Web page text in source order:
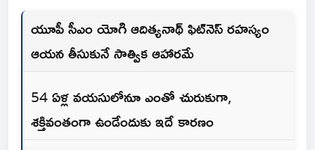
యూపీ సీఎం యోగి ఆదిత్యనాథ్ ఫిట్‌నెస్ రహస్యం
ఆయన తీసుకునే సాత్విక ఆహారమే
54 ఏళ్ల వయసులోనూ ఎంతో చురుకుగా,
శక్తివంతంగా ఉండేందుకు ఇదే కారణం